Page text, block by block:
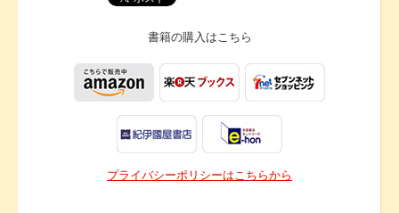
書籍の購入はこちら
プライバシーポリシーはこちらから